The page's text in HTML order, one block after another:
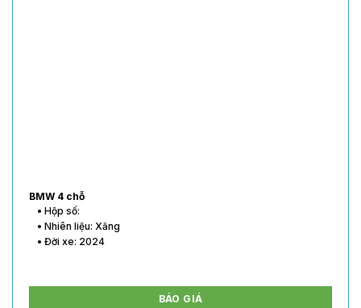
BMW 4 chỗ
• Hộp số:
• Nhiên liệu: Xăng
• Đời xe: 2024
BÁO GIÁ